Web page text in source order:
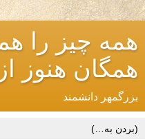
همه چیز را
همگان هنوز
بزرگمهر دانشمند